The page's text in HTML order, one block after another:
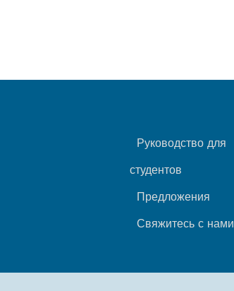
Руководство для
студентов
Предложения
Свяжитесь с нами